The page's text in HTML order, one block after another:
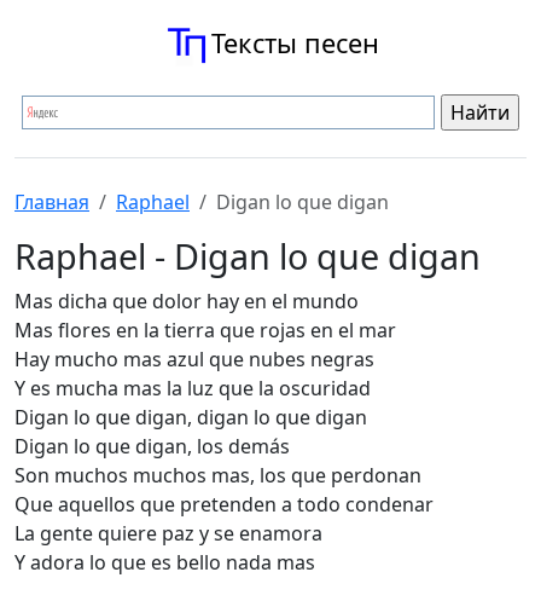
Тексты песен
Главная Raphael Digan lo que digan
Raphael - Digan lo que digan
Mas dicha que dolor hay en el mundo
Mas flores en la tierra que rojas en el mar
Hay mucho mas azul que nubes negras
Y es mucha mas la luz que la oscuridad
Digan lo que digan, digan lo que digan
Digan lo que digan, los demás
Son muchos muchos mas, los que perdonan
Que aquellos que pretenden a todo condenar
La gente quiere paz y se enamora
Y adora lo que es bello nada mas